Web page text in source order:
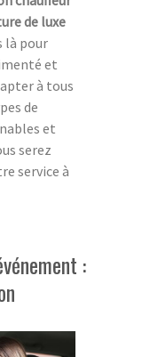
de luxe
là pour
et
à tous
de
et
serez
service à
: